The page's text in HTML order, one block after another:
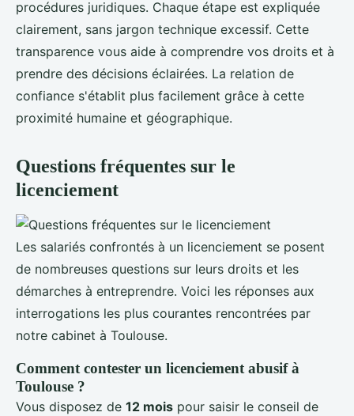
procédures juridiques. Chaque étape est expliquée
clairement, sans jargon technique excessif. Cette
transparence vous aide à comprendre vos droits et à
prendre des décisions éclairées. La relation de
confiance s'établit plus facilement grâce à cette
proximité humaine et géographique.
Questions fréquentes sur le
licenciement
Les salariés confrontés à un licenciement se posent
de nombreuses questions sur leurs droits et les
démarches à entreprendre. Voici les réponses aux
interrogations les plus courantes rencontrées par
notre cabinet à Toulouse.
Comment contester un licenciement abusif à
Toulouse ?
Vous disposez de 12 mois pour saisir le conseil de